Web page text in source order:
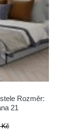
Rozměr:
21